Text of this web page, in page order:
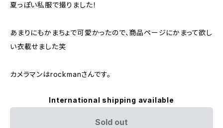
夏っぽい私服で撮りました！
あまりにもかまちょで可愛かったので、商品ページにかまって欲し
い衣載せました笑
カメラマンはrockmanさんです。
International shipping available
Sold out